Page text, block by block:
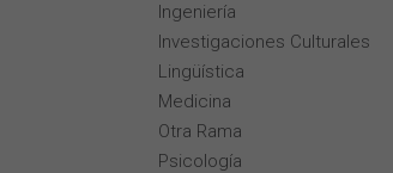
Ingeniería
Investigaciones Culturales
Lingüística
Medicina
Otra Rama
Psicología